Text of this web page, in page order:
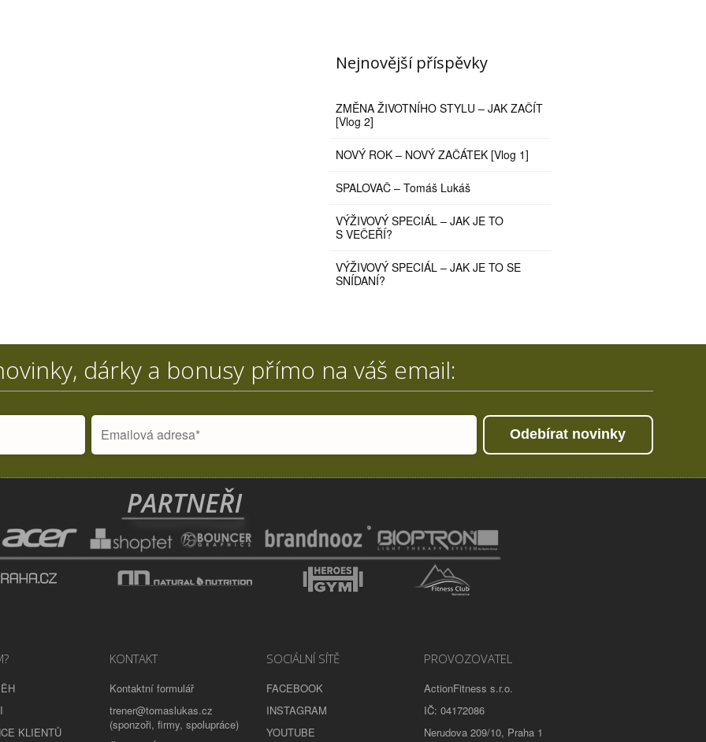
Nejnovější příspěvky
ZMĚNA ŽIVOTNÍHO STYLU – JAK ZAČÍT
[Vlog 2]
NOVÝ ROK – NOVÝ ZAČÁTEK [Vlog 1]
SPALOVAČ – Tomáš Lukáš
VÝŽIVOVÝ SPECIÁL – JAK JE TO
S VEČEŘÍ?
VÝŽIVOVÝ SPECIÁL – JAK JE TO SE
SNÍDANÍ?
dárky a bonusy přímo na váš email:
Odebírat novinky
KLIENTŮ
KONTAKT
Kontaktní formulář
trener@tomaslukas.cz
(sponzoři, firmy, spolupráce)
SOCIÁLNÍ SÍTĚ
FACEBOOK
INSTAGRAM
YOUTUBE
PROVOZOVATEL
ActionFitness s.r.o.
IČ: 04172086
Nerudova 209/10, Praha 1